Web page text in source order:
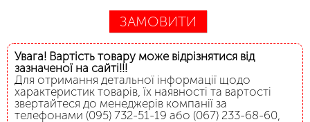
ЗАМОВИТИ
Увага! Вартість товару може відрізнятися від
зазначеної на сайті!!!
Для отримання детальної інформації щодо
характеристик товарів, їх наявності та вартості
звертайтеся до менеджерів компанії за
телефонами (095) 732-51-19 або (067) 233-68-60,